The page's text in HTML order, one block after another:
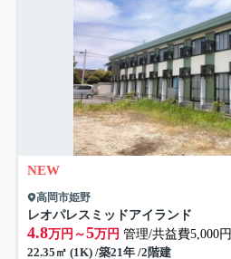
NEW
高岡市姫野
レオパレスミッドアイランド
4.8万円～5万円 管理/共益費5,000円
22.35㎡ (1K) /築21年 /2階建